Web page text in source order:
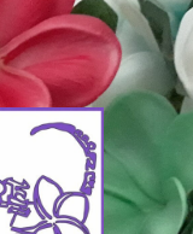
livraison offert dès 85
le reste du monde